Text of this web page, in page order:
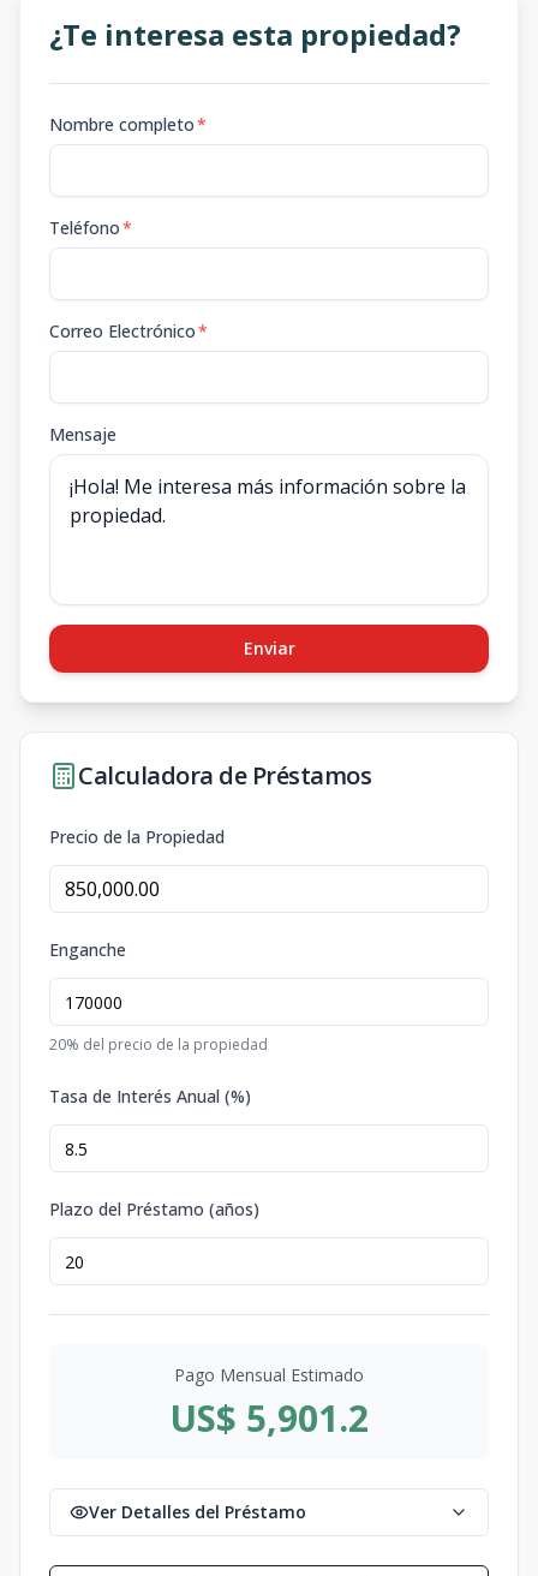
¿Te interesa esta propiedad?
Nombre completo*
Teléfono*
Correo Electrónico*
Mensaje
Enviar
Calculadora de Préstamos
Precio de la Propiedad
Enganche
20% del precio de la propiedad
Tasa de Interés Anual (%)
Plazo del Préstamo (años)
Pago Mensual Estimado
US$ 5,901.2
Ver Detalles del Préstamo